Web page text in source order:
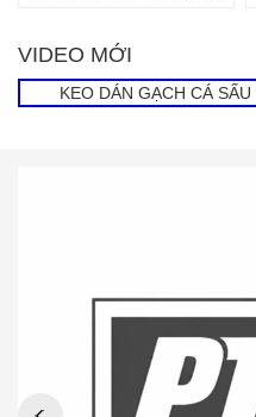
VIDEO MỚI
KEO DÁN GẠCH CÁ SẤU